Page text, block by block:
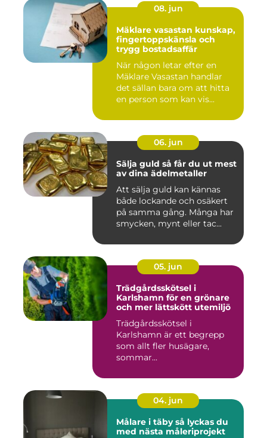
08. jun
Mäklare vasastan kunskap,
fingertoppskänsla och
trygg bostadsaffär
När någon letar efter en
Mäklare Vasastan handlar
det sällan bara om att hitta
en person som kan vis...
06. jun
Sälja guld så får du ut mest
av dina ädelmetaller
Att sälja guld kan kännas
både lockande och osäkert
på samma gång. Många har
smycken, mynt eller tac...
05. jun
Trädgårdsskötsel i
Karlshamn för en grönare
och mer lättskött utemiljö
Trädgårdsskötsel i
Karlshamn är ett begrepp
som allt fler husägare,
sommar...
04. jun
Målare i täby så lyckas du
med nästa måleriprojekt